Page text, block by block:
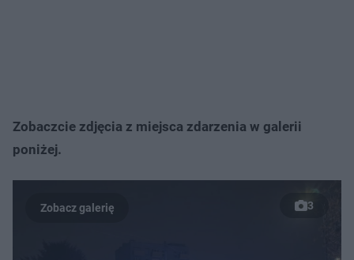
Zobaczcie zdjęcia z miejsca zdarzenia w galerii
poniżej.
3